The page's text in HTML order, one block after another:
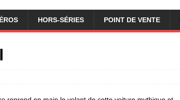
HORS-SÉRIES POINT DE VENTE